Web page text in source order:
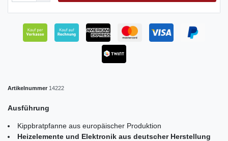
Artikelnummer 14222
Ausführung
Kippbratpfanne aus europäischer Produktion
Heizelemente und Elektronik aus deutscher Herstellung